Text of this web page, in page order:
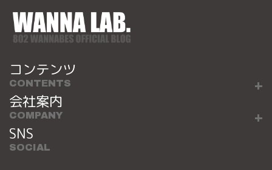
コンテンツ
CONTENTS
会社案内
COMPANY
SNS
SOCIAL